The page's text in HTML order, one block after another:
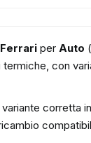
per Auto
con
corretta